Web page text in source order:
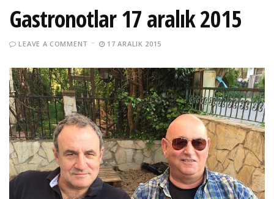
Gastronotlar 17 aralık 2015
LEAVE A COMMENT 17 ARALIK 2015